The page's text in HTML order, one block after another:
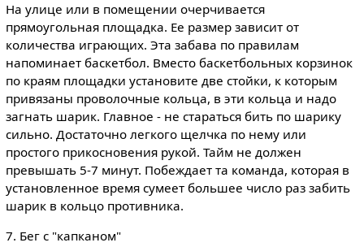
На улице или в помещении очерчивается
прямоугольная площадка. Ее размер зависит от
количества играющих. Эта забава по правилам
напоминает баскетбол. Вместо баскетбольных корзинок
по краям площадки установите две стойки, к которым
привязаны проволочные кольца, в эти кольца и надо
загнать шарик. Главное - не стараться бить по шарику
сильно. Достаточно легкого щелчка по нему или
простого прикосновения рукой. Тайм не должен
превышать 5-7 минут. Побеждает та команда, которая в
установленное время сумеет большее число раз забить
шарик в кольцо противника.
7. Бег с "капканом"